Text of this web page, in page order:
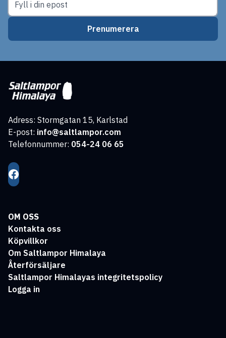
Prenumerera
Adress: Stormgatan 15, Karlstad
E-post: info@saltlampor.com
Telefonnummer: 054-24 06 65
OM OSS
Kontakta oss
Köpvillkor
Om Saltlampor Himalaya
Återförsäljare
Saltlampor Himalayas integritetspolicy
Logga in